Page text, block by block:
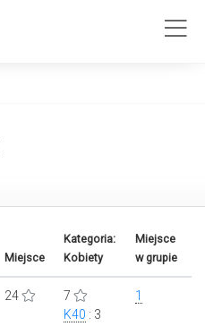
Miejsce
Kategoria:
Kobiety
Miejsce
w grupie
24
7
K40 : 3
1